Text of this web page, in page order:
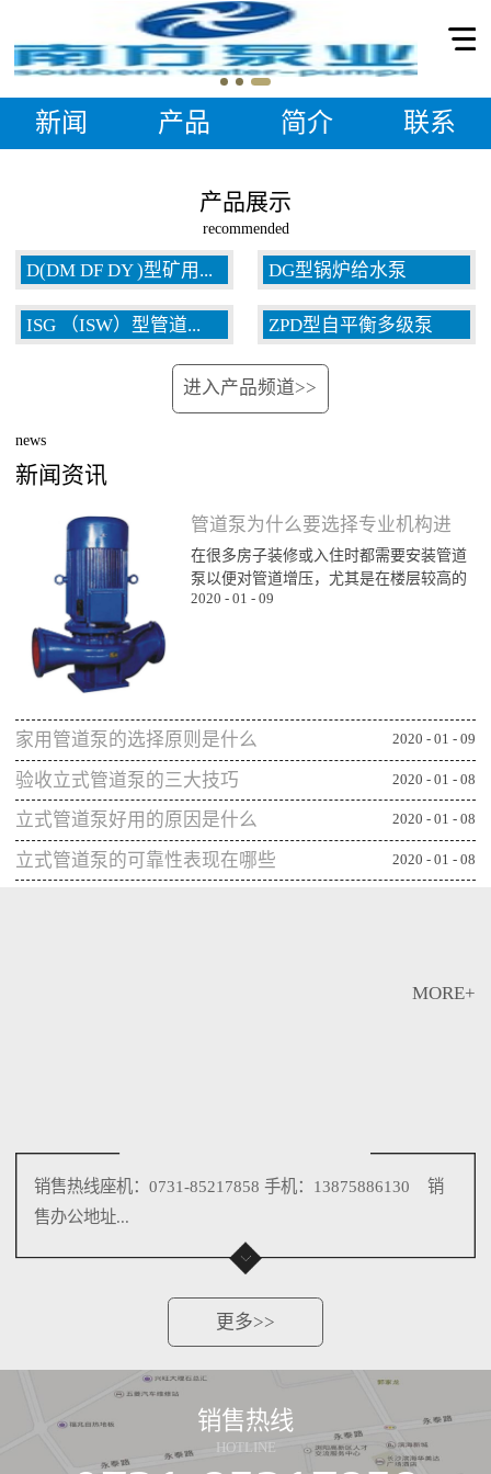
新闻 产品 简介 联系
产品展示
recommended
D(DM DF DY )型矿用... DG型锅炉给水泵
ISG （ISW）型管道... ZPD型自平衡多级泵
进入产品频道>>
news
新闻资讯
MORE+
管道泵为什么要选择专业机构进
行购买
在很多房子装修或入住时都需要安装管道
泵以便对管道增压，尤其是在楼层较高的
楼层为了能顺利用水更对管道增压安装专
一、可获得较规范的售后专业的管道泵生
产机构或厂家往往能更重视售后服务，毕
竟设备类的产品选择专业机构可相应获得
更全面的售后服务，并能及时为出现问题
的管...
2020 - 01 - 09
家用管道泵的选择原则是什么 2020 - 01 - 09
验收立式管道泵的三大技巧 2020 - 01 - 08
立式管道泵好用的原因是什么 2020 - 01 - 08
立式管道泵的可靠性表现在哪些
2020 - 01 - 08
销售热线座机：0731-85217858 手机：13875886130 销
售办公地址...
更多>>
销售热线
HOTLINE